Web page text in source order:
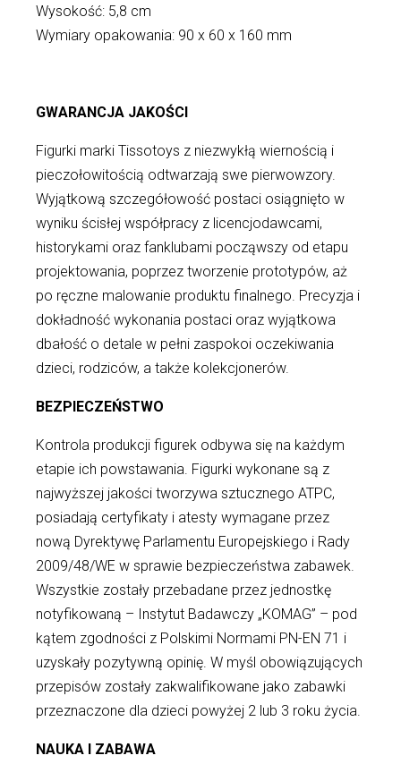
Wysokość: 5,8 cm
Wymiary opakowania: 90 x 60 x 160 mm
GWARANCJA JAKOŚCI
Figurki marki Tissotoys z niezwykłą wiernością i
pieczołowitością odtwarzają swe pierwowzory.
Wyjątkową szczegółowość postaci osiągnięto w
wyniku ścisłej współpracy z licencjodawcami,
historykami oraz fanklubami począwszy od etapu
projektowania, poprzez tworzenie prototypów, aż
po ręczne malowanie produktu finalnego. Precyzja i
dokładność wykonania postaci oraz wyjątkowa
dbałość o detale w pełni zaspokoi oczekiwania
dzieci, rodziców, a także kolekcjonerów.
BEZPIECZEŃSTWO
Kontrola produkcji figurek odbywa się na każdym
etapie ich powstawania. Figurki wykonane są z
najwyższej jakości tworzywa sztucznego ATPC,
posiadają certyfikaty i atesty wymagane przez
nową Dyrektywę Parlamentu Europejskiego i Rady
2009/48/WE w sprawie bezpieczeństwa zabawek.
Wszystkie zostały przebadane przez jednostkę
notyfikowaną – Instytut Badawczy „KOMAG” – pod
kątem zgodności z Polskimi Normami PN-EN 71 i
uzyskały pozytywną opinię. W myśl obowiązujących
przepisów zostały zakwalifikowane jako zabawki
przeznaczone dla dzieci powyżej 2 lub 3 roku życia.
NAUKA I ZABAWA